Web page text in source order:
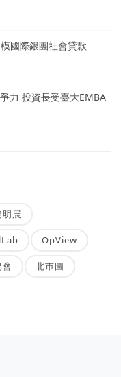
國際銀團社會貸款
力 投資長受臺大EMBA
展
OpView
北市圖